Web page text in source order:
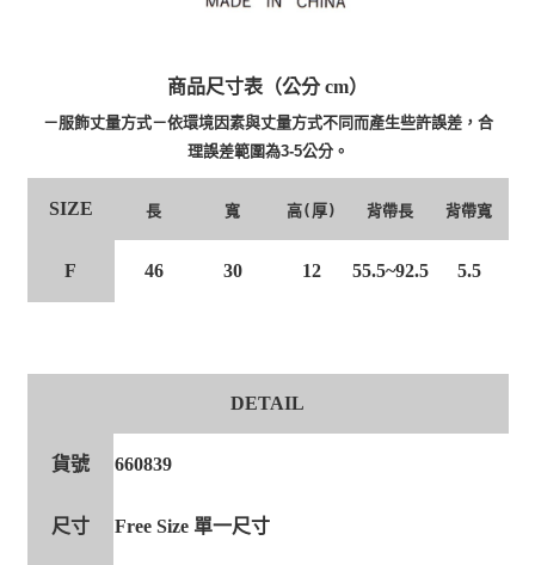
商品尺寸表（公分 cm）
－服飾丈量方式－依環境因素與丈量方式不同而產生些許誤差，合
理誤差範圍為3-5公分。
SIZE 長 寬 高(厚) 背帶長 背帶寬
F 46 30 12 55.5~92.5 5.5
DETAIL
貨號 660839
尺寸 Free Size 單一尺寸